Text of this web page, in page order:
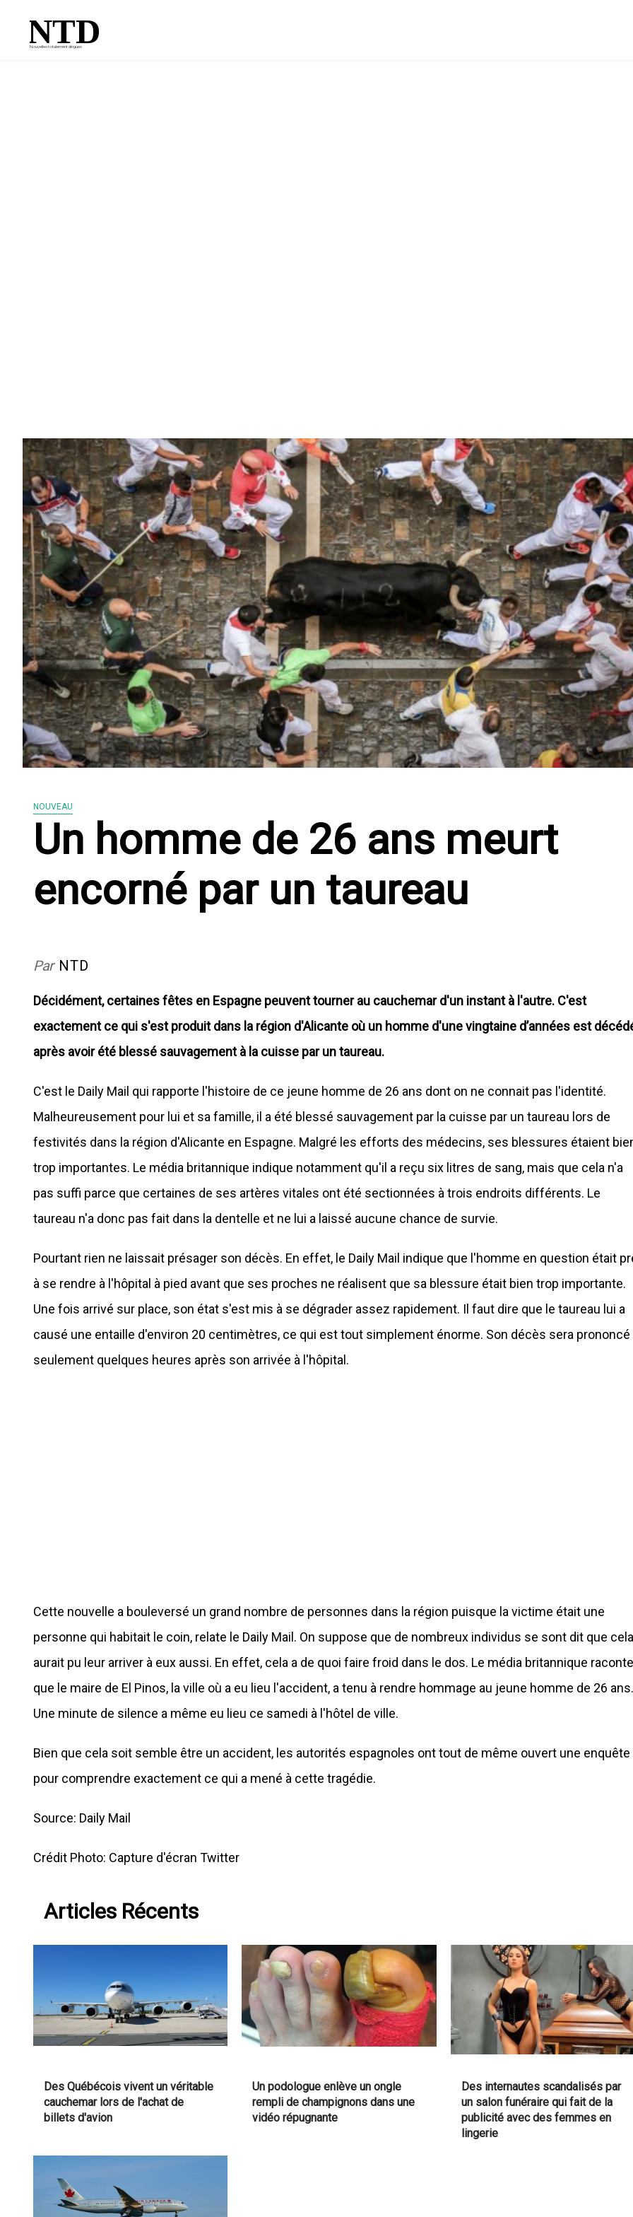
Nouvelles totalement dingues
NTD
NOUVEAU
Un homme de 26 ans meurt
encorné par un taureau
Par NTD
Décidément, certaines fêtes en Espagne peuvent tourner au cauchemar d'un instant à l'autre. C'est
exactement ce qui s'est produit dans la région d'Alicante où un homme d'une vingtaine d’années est
après avoir été blessé sauvagement à la cuisse par un taureau.
C'est le Daily Mail qui rapporte l'histoire de ce jeune homme de 26 ans dont on ne connait pas l'identité.
Malheureusement pour lui et sa famille, il a été blessé sauvagement par la cuisse par un taureau lors de
festivités dans la région d'Alicante en Espagne. Malgré les efforts des médecins, ses blessures étaient
trop importantes. Le média britannique indique notamment qu'il a reçu six litres de sang, mais que cela n'a
pas suffi parce que certaines de ses artères vitales ont été sectionnées à trois endroits différents. Le
taureau n'a donc pas fait dans la dentelle et ne lui a laissé aucune chance de survie.
Pourtant rien ne laissait présager son décès. En effet, le Daily Mail indique que l'homme en question était
à se rendre à l'hôpital à pied avant que ses proches ne réalisent que sa blessure était bien trop importante.
Une fois arrivé sur place, son état s'est mis à se dégrader assez rapidement. Il faut dire que le taureau lui a
causé une entaille d'environ 20 centimètres, ce qui est tout simplement énorme. Son décès sera prononcé
seulement quelques heures après son arrivée à l'hôpital.
Cette nouvelle a bouleversé un grand nombre de personnes dans la région puisque la victime était une
personne qui habitait le coin, relate le Daily Mail. On suppose que de nombreux individus se sont dit que cela
aurait pu leur arriver à eux aussi. En effet, cela a de quoi faire froid dans le dos. Le média britannique raconte
que le maire de El Pinos, la ville où a eu lieu l'accident, a tenu à rendre hommage au jeune homme de 26 ans.
Une minute de silence a même eu lieu ce samedi à l'hôtel de ville.
Bien que cela soit semble être un accident, les autorités espagnoles ont tout de même ouvert une enquête
pour comprendre exactement ce qui a mené à cette tragédie.
Source: Daily Mail
Crédit Photo: Capture d'écran Twitter
Articles Récents
Des Québécois vivent un véritable
cauchemar lors de l'achat de
billets d'avion
Un podologue enlève un ongle
rempli de champignons dans une
vidéo répugnante
Des internautes scandalisés par
un salon funéraire qui fait de la
publicité avec des femmes en
lingerie